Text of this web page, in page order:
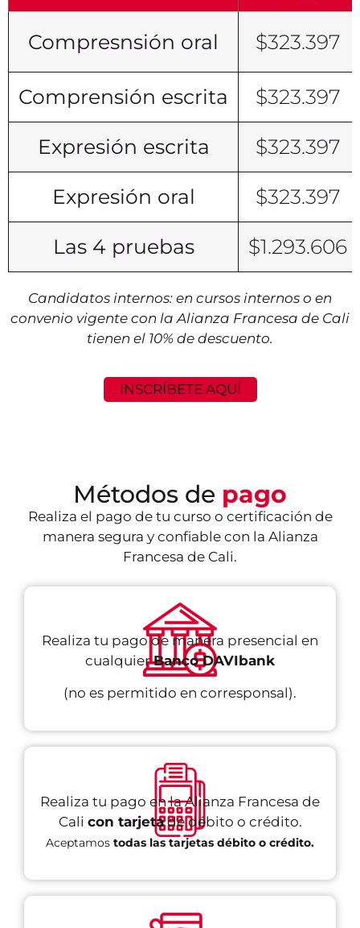
Compresnsión oral $323.397
Comprensión escrita $323.397
Expresión escrita $323.397
Expresión oral $323.397
Las 4 pruebas $1.293.606
Candidatos internos: en cursos internos o en
convenio vigente con la Alianza Francesa de Cali
tienen el 10% de descuento.
INSCRÍBETE AQUÍ
Métodos de pago
Realiza el pago de tu curso o certificación de
manera segura y confiable con la Alianza
Francesa de Cali.
Realiza tu pago de manera presencial en
cualquierBanco DAVIbank
(no es permitido en corresponsal).
Realiza tu pago en la Alianza Francesa de
Cali con tarjetade débito o crédito.
Aceptamos todas las tarjetas débito o crédito.